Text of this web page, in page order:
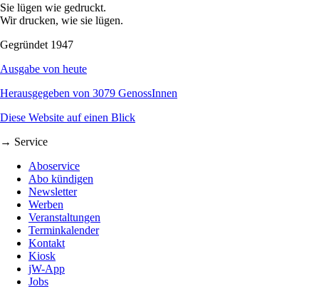
Sie lügen wie gedruckt.
Wir drucken, wie sie lügen.
Gegründet 1947
Ausgabe von heute
Herausgegeben von 3079 GenossInnen
Diese Website auf einen Blick
→ Service
Aboservice
Abo kündigen
Newsletter
Werben
Veranstaltungen
Terminkalender
Kontakt
Kiosk
jW-App
Jobs